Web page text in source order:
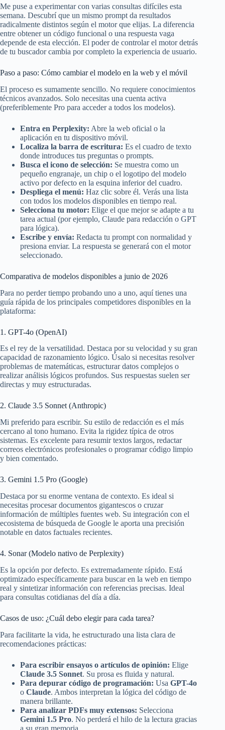
Me puse a experimentar con varias consultas difíciles esta
semana. Descubrí que un mismo prompt da resultados
radicalmente distintos según el motor que elijas. La diferencia
entre obtener un código funcional o una respuesta vaga
depende de esta elección. El poder de controlar el motor detrás
de tu buscador cambia por completo la experiencia de usuario.
Paso a paso: Cómo cambiar el modelo en la web y el móvil
El proceso es sumamente sencillo. No requiere conocimientos
técnicos avanzados. Solo necesitas una cuenta activa
(preferiblemente Pro para acceder a todos los modelos).
Entra en Perplexity: Abre la web oficial o la
aplicación en tu dispositivo móvil.
Localiza la barra de escritura: Es el cuadro de texto
donde introduces tus preguntas o prompts.
Busca el icono de selección: Se muestra como un
pequeño engranaje, un chip o el logotipo del modelo
activo por defecto en la esquina inferior del cuadro.
Despliega el menú: Haz clic sobre él. Verás una lista
con todos los modelos disponibles en tiempo real.
Selecciona tu motor: Elige el que mejor se adapte a tu
tarea actual (por ejemplo, Claude para redacción o GPT
para lógica).
Escribe y envía: Redacta tu prompt con normalidad y
presiona enviar. La respuesta se generará con el motor
seleccionado.
Comparativa de modelos disponibles a junio de 2026
Para no perder tiempo probando uno a uno, aquí tienes una
guía rápida de los principales competidores disponibles en la
plataforma:
1. GPT-4o (OpenAI)
Es el rey de la versatilidad. Destaca por su velocidad y su gran
capacidad de razonamiento lógico. Úsalo si necesitas resolver
problemas de matemáticas, estructurar datos complejos o
realizar análisis lógicos profundos. Sus respuestas suelen ser
directas y muy estructuradas.
2. Claude 3.5 Sonnet (Anthropic)
Mi preferido para escribir. Su estilo de redacción es el más
cercano al tono humano. Evita la rigidez típica de otros
sistemas. Es excelente para resumir textos largos, redactar
correos electrónicos profesionales o programar código limpio
y bien comentado.
3. Gemini 1.5 Pro (Google)
Destaca por su enorme ventana de contexto. Es ideal si
necesitas procesar documentos gigantescos o cruzar
información de múltiples fuentes web. Su integración con el
ecosistema de búsqueda de Google le aporta una precisión
notable en datos factuales recientes.
4. Sonar (Modelo nativo de Perplexity)
Es la opción por defecto. Es extremadamente rápido. Está
optimizado específicamente para buscar en la web en tiempo
real y sintetizar información con referencias precisas. Ideal
para consultas cotidianas del día a día.
Casos de uso: ¿Cuál debo elegir para cada tarea?
Para facilitarte la vida, he estructurado una lista clara de
recomendaciones prácticas:
Para escribir ensayos o artículos de opinión: Elige
Claude 3.5 Sonnet. Su prosa es fluida y natural.
Para depurar código de programación: Usa GPT-4o
o Claude. Ambos interpretan la lógica del código de
manera brillante.
Para analizar PDFs muy extensos: Selecciona
Gemini 1.5 Pro. No perderá el hilo de la lectura gracias
a su gran memoria.